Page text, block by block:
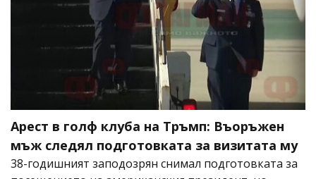
Арест в голф клуба на Тръмп: Въоръжен
мъж следял подготовката за визитата му
38-годишният заподозрян снимал подготовката за